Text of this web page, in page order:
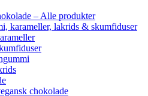
– Alle produkter
karameller, lakrids & skumfiduser
chokolade